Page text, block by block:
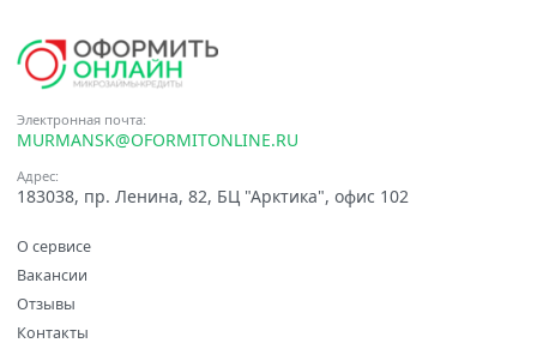
Электронная почта:
MURMANSK@OFORMITONLINE.RU
Адрес:
183038, пр. Ленина, 82, БЦ "Арктика", офис 102
О сервисе
Вакансии
Отзывы
Контакты